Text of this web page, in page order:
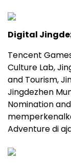
Digital
Tencent
Culture Lab,
and Tourism,
Jingdezhen
Nomination
Adventure di